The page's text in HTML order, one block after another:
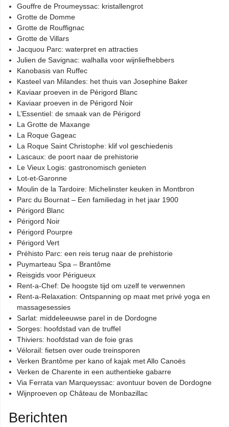
Gouffre de Proumeyssac: kristallengrot
Grotte de Domme
Grotte de Rouffignac
Grotte de Villars
Jacquou Parc: waterpret en attracties
Julien de Savignac: walhalla voor wijnliefhebbers
Kanobasis van Ruffec
Kasteel van Milandes: het thuis van Josephine Baker
Kaviaar proeven in de Périgord Blanc
Kaviaar proeven in de Périgord Noir
L’Essentiel: de smaak van de Périgord
La Grotte de Maxange
La Roque Gageac
La Roque Saint Christophe: klif vol geschiedenis
Lascaux: de poort naar de prehistorie
Le Vieux Logis: gastronomisch genieten
Lot-et-Garonne
Moulin de la Tardoire: Michelinster keuken in Montbron
Parc du Bournat – Een familiedag in het jaar 1900
Périgord Blanc
Périgord Noir
Périgord Pourpre
Périgord Vert
Préhisto Parc: een reis terug naar de prehistorie
Puymarteau Spa – Brantôme
Reisgids voor Périgueux
Rent-a-Chef: De hoogste tijd om uzelf te verwennen
Rent-a-Relaxation: Ontspanning op maat met privé yoga en
massagesessies
Sarlat: middeleeuwse parel in de Dordogne
Sorges: hoofdstad van de truffel
Thiviers: hoofdstad van de foie gras
Vélorail: fietsen over oude treinsporen
Verken Brantôme per kano of kajak met Allo Canoës
Verken de Charente in een authentieke gabarre
Via Ferrata van Marqueyssac: avontuur boven de Dordogne
Wijnproeven op Château de Monbazillac
Berichten